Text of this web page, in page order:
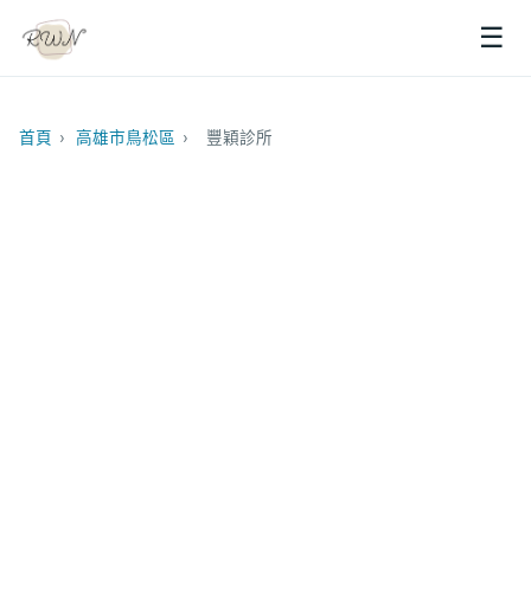
☰
首頁 › 高雄市鳥松區 › 豐穎診所